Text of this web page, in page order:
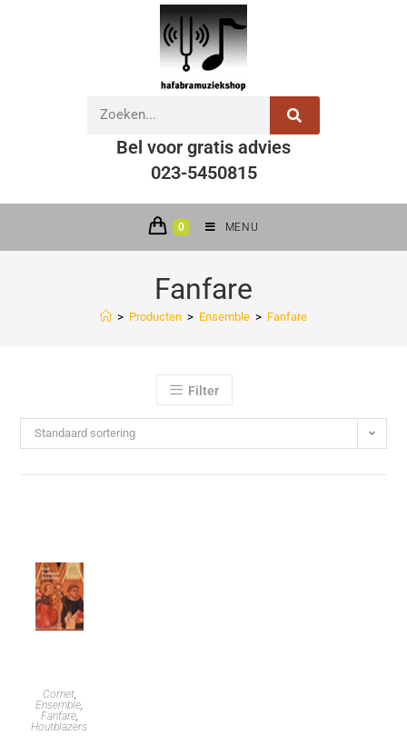
Bel voor gratis advies
023-5450815
0 MENU
Fanfare
> Producten > Ensemble > Fanfare
Filter
Standaard sortering
Cornet,
Ensemble,
Fanfare,
Houtblazers